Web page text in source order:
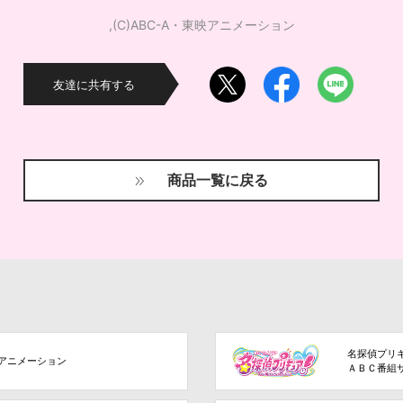
,(C)ABC-A・東映アニメーション
友達に共有する
商品一覧に戻る
ニメーション
名探偵プリ
ＡＢＣ番組